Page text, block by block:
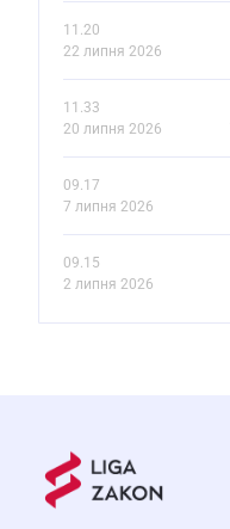
11.20
22 липня 2026
11.33
20 липня 2026
09.17
7 липня 2026
09.15
2 липня 2026